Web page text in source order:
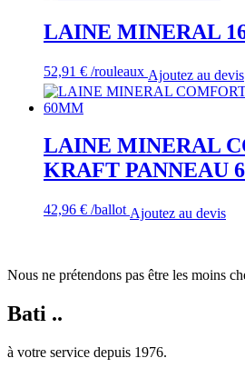
LAINE MINERAL
52,91 € /rouleaux Ajoutez au devis
LAINE MINERAL
KRAFT PANNEAU
42,96 € /ballot Ajoutez au devis
Nous ne prétendons pas être les moins
Bati ..
à votre service depuis 1976.